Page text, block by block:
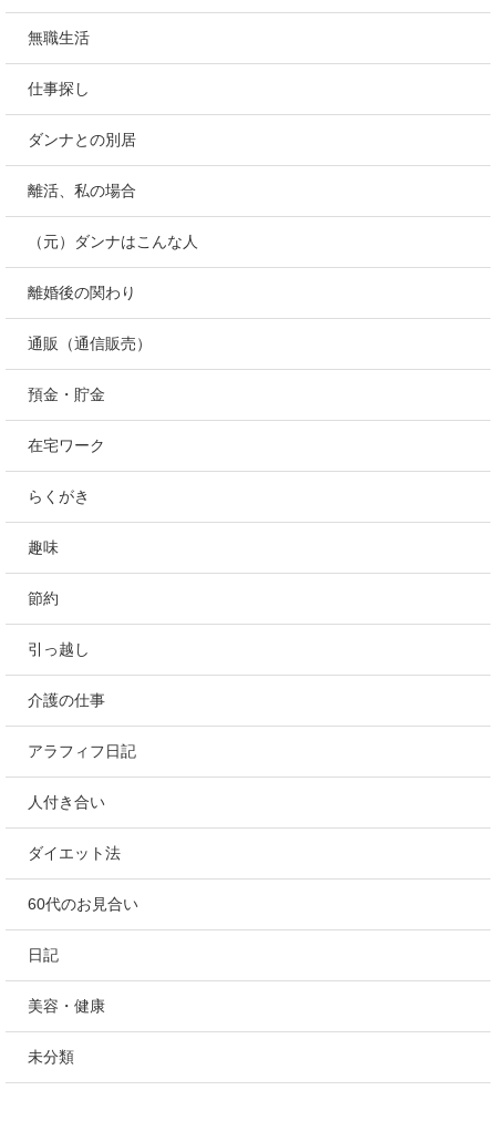
無職生活
仕事探し
ダンナとの別居
離活、私の場合
（元）ダンナはこんな人
離婚後の関わり
通販（通信販売）
預金・貯金
在宅ワーク
らくがき
趣味
節約
引っ越し
介護の仕事
アラフィフ日記
人付き合い
ダイエット法
60代のお見合い
日記
美容・健康
未分類